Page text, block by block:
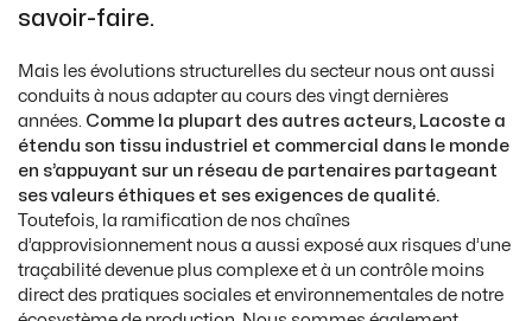
savoir-faire.
Mais les évolutions structurelles du secteur nous ont aussi
conduits à nous adapter au cours des vingt dernières
années. Comme la plupart des autres acteurs, Lacoste a
étendu son tissu industriel et commercial dans le monde
en s’appuyant sur un réseau de partenaires partageant
ses valeurs éthiques et ses exigences de qualité.
Toutefois, la ramification de nos chaînes
d’approvisionnement nous a aussi exposé aux risques d’une
traçabilité devenue plus complexe et à un contrôle moins
direct des pratiques sociales et environnementales de notre